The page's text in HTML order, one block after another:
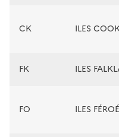
CK ILES
FK ILES
FO ILES